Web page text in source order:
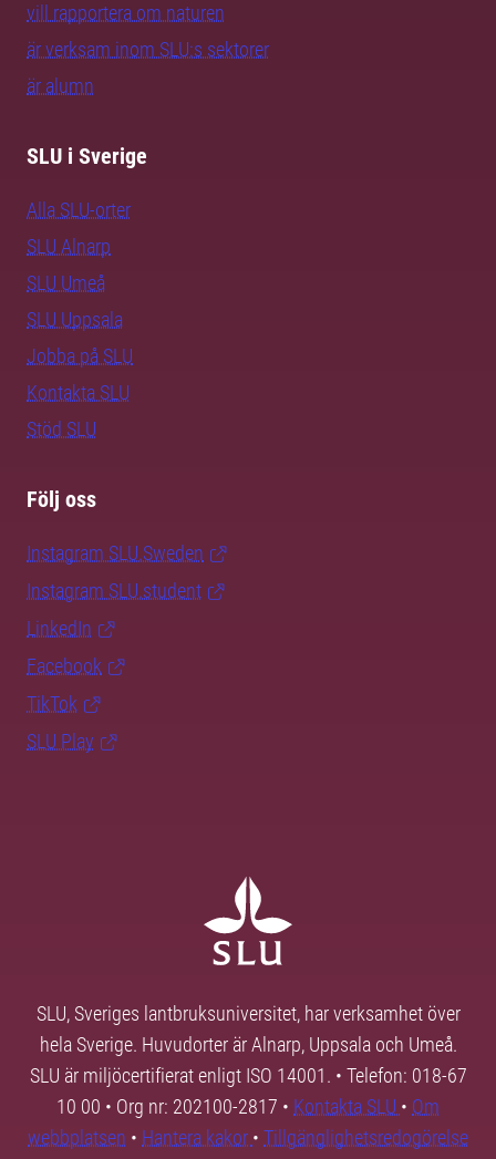
vill rapportera om naturen
är verksam inom SLU:s sektorer
är alumn
SLU i Sverige
Alla SLU-orter
SLU Alnarp
SLU Umeå
SLU Uppsala
Jobba på SLU
Kontakta SLU
Stöd SLU
Följ oss
Instagram SLU.Sweden
Instagram SLU.student
LinkedIn
Facebook
TikTok
SLU Play
SLU, Sveriges lantbruksuniversitet, har verksamhet över
hela Sverige. Huvudorter är Alnarp, Uppsala och Umeå.
SLU är miljöcertifierat enligt ISO 14001. • Telefon: 018-67
10 00 • Org nr: 202100-2817 • Kontakta SLU • Om
webbplatsen • Hantera kakor • Tillgänglighetsredogörelse